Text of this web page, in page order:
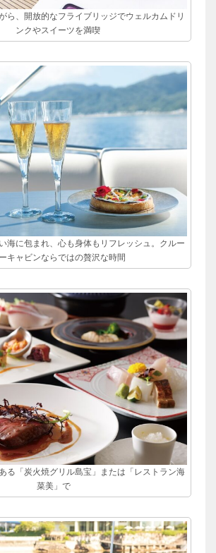
ら、開放的なフライブリッジでウェルカムドリ
ンクやスイーツを満喫
海に包まれ、心も身体もリフレッシュ。クルー
キャビンならではの贅沢な時間
る「炭火焼グリル島宝」または「レストラン海
菜美」で